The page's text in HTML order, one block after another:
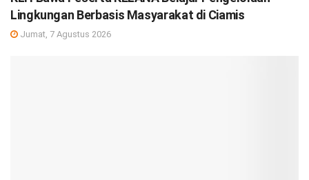
Lingkungan Berbasis Masyarakat di Ciamis
Jumat, 7 Agustus 2026